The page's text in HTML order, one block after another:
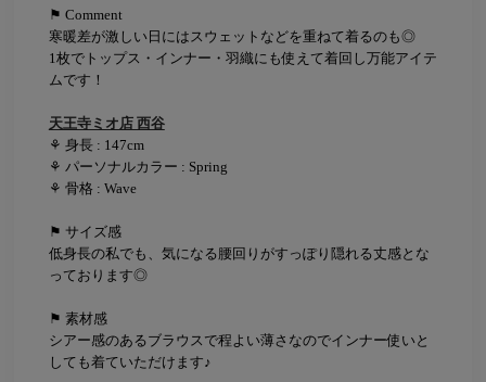
⚑ Comment
寒暖差が激しい日にはスウェットなどを重ねて着るのも◎
1枚でトップス・インナー・羽織にも使えて着回し万能アイテ
ムです！
天王寺ミオ店 西谷
⚘ 身長 : 147cm
⚘ パーソナルカラー : Spring
⚘ 骨格 : Wave
⚑ サイズ感
低身長の私でも、気になる腰回りがすっぽり隠れる丈感とな
っております◎
⚑ 素材感
シアー感のあるブラウスで程よい薄さなのでインナー使いと
しても着ていただけます♪